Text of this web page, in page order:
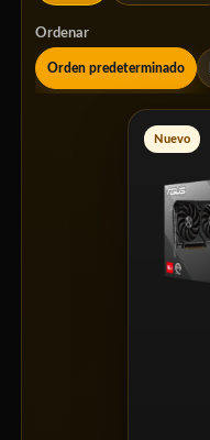
Ordenar
Orden predeterminado
Nuevo